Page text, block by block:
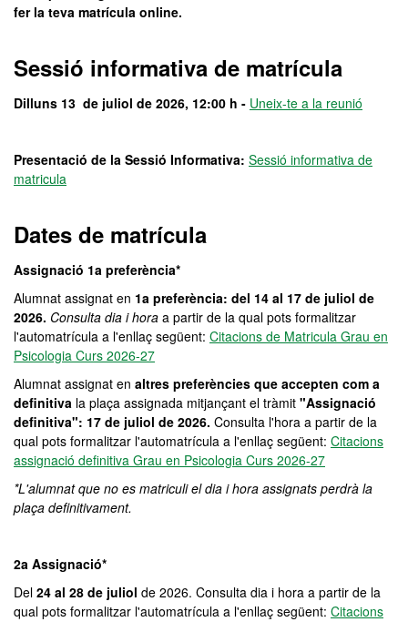
fer la teva matrícula online.
Sessió informativa de matrícula
Dilluns 13 de juliol de 2026, 12:00 h - Uneix-te a la reunió
Presentació de la Sessió Informativa: Sessió informativa de
matricula
Dates de matrícula
Assignació 1a preferència*
Alumnat assignat en 1a preferència: del 14 al 17 de juliol de
2026. Consulta dia i hora a partir de la qual pots formalitzar
l'automatrícula a l'enllaç següent: Citacions de Matricula Grau en
Psicologia Curs 2026-27
Alumnat assignat en altres preferències que accepten com a
definitiva la plaça assignada mitjançant el tràmit "Assignació
definitiva": 17 de juliol de 2026. Consulta l'hora a partir de la
qual pots formalitzar l'automatrícula a l'enllaç següent: Citacions
assignació definitiva Grau en Psicologia Curs 2026-27
*L'alumnat que no es matriculi el dia i hora assignats perdrà la
plaça definitivament.
2a Assignació*
Del 24 al 28 de juliol de 2026. Consulta dia i hora a partir de la
qual pots formalitzar l'automatrícula a l'enllaç següent: Citacions